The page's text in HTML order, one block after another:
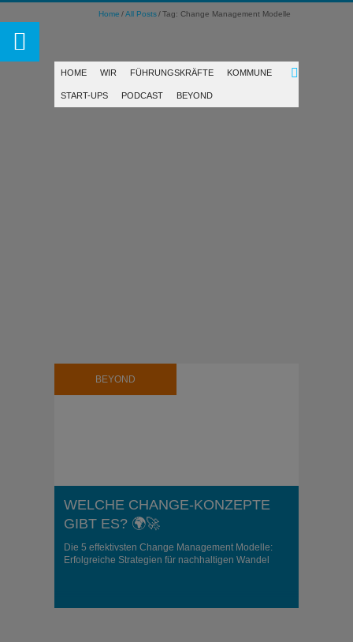
Home All Posts Tag: Change Management Modelle
HOME WIR FÜHRUNGSKRÄFTE KOMMUNE
START-UPS PODCAST BEYOND
BEYOND
WELCHE CHANGE-KONZEPTE
GIBT ES? 🌍🚀
Die 5 effektivsten Change Management Modelle:
Erfolgreiche Strategien für nachhaltigen Wandel